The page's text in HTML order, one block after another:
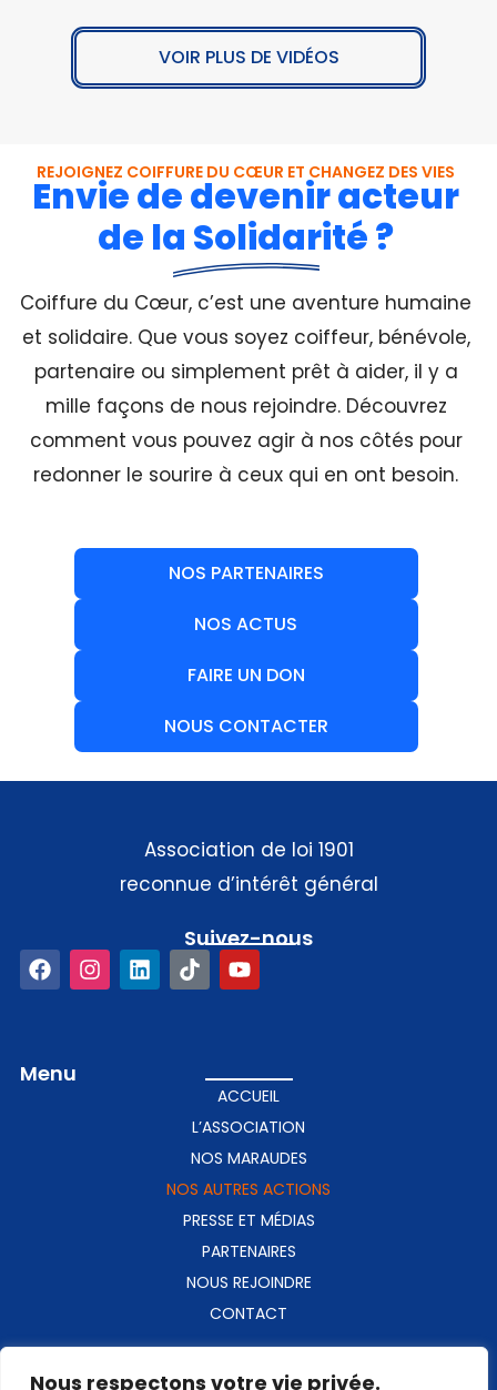
Nous respectons votre vie privée.
VOIR PLUS DE VIDÉOS
REJOIGNEZ COIFFURE DU CŒUR ET CHANGEZ DES VIES
Envie de devenir acteur
de la Solidarité ?
Coiffure du Cœur, c’est une aventure humaine
et solidaire. Que vous soyez coiffeur, bénévole,
partenaire ou simplement prêt à aider, il y a
mille façons de nous rejoindre. Découvrez
comment vous pouvez agir à nos côtés pour
redonner le sourire à ceux qui en ont besoin.
NOS PARTENAIRES
NOS ACTUS
FAIRE UN DON
NOUS CONTACTER
Association de loi 1901
reconnue d’intérêt général
Menu
ACCUEIL
L’ASSOCIATION
NOS MARAUDES
NOS AUTRES ACTIONS
PRESSE ET MÉDIAS
PARTENAIRES
NOUS REJOINDRE
CONTACT
Suivez-nous​